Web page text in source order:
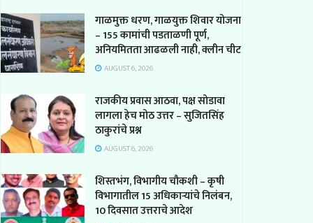
गाळमुक्त धरण, गाळयुक्त शिवार योजना
– 155 कामांची पडताळणी पूर्ण,
अनियमितता आढळली नाही, क्लीन चीट
AUGUST 6, 2026
राजकीय प्रवास आठवा, पक्ष सोडावा
लागला हेच मोठ उत्तर – सुजितसिंह
ठाकुरांचे प्रश्न
AUGUST 6, 2026
शिस्तभंग, विभागीय चौकशी – कृषी
विभागातील 15 अधिकाऱ्यांचे निलंबन,
10 दिवसात उत्तराचे आदेश